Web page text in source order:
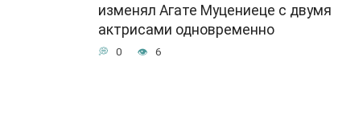
изменял Агате Муцениеце с двумя
актрисами одновременно
0 6